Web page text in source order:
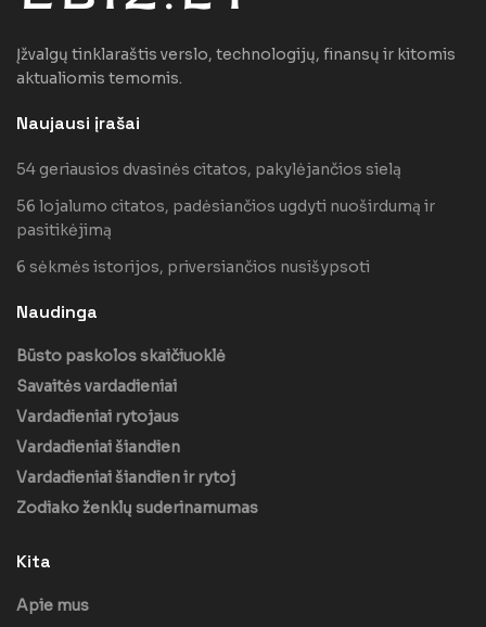
Įžvalgų tinklaraštis verslo, technologijų, finansų ir kitomis
aktualiomis temomis.
Naujausi įrašai
54 geriausios dvasinės citatos, pakylėjančios sielą
56 lojalumo citatos, padėsiančios ugdyti nuoširdumą ir
pasitikėjimą
6 sėkmės istorijos, priversiančios nusišypsoti
Naudinga
Būsto paskolos skaičiuoklė
Savaitės vardadieniai
Vardadieniai rytojaus
Vardadieniai šiandien
Vardadieniai šiandien ir rytoj
Zodiako ženklų suderinamumas
Kita
Apie mus